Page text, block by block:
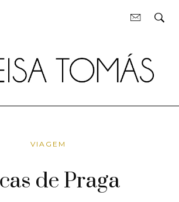
VIAGEM
de Praga